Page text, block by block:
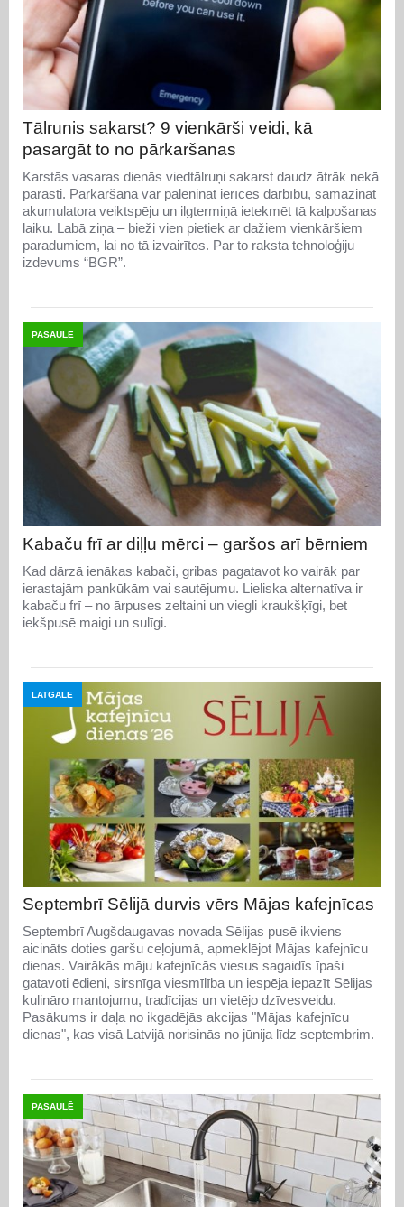
Tālrunis sakarst? 9 vienkārši veidi, kā
pasargāt to no pārkaršanas
Karstās vasaras dienās viedtālruņi sakarst daudz ātrāk nekā
parasti. Pārkaršana var palēnināt ierīces darbību, samazināt
akumulatora veiktspēju un ilgtermiņā ietekmēt tā kalpošanas
laiku. Labā ziņa – bieži vien pietiek ar dažiem vienkāršiem
paradumiem, lai no tā izvairītos. Par to raksta tehnoloģiju
izdevums “BGR”.
PASAULĒ
Kabaču frī ar diļļu mērci – garšos arī bērniem
Kad dārzā ienākas kabači, gribas pagatavot ko vairāk par
ierastajām pankūkām vai sautējumu. Lieliska alternatīva ir
kabaču frī – no ārpuses zeltaini un viegli kraukšķīgi, bet
iekšpusē maigi un sulīgi.
LATGALE
Septembrī Sēlijā durvis vērs Mājas kafejnīcas
Septembrī Augšdaugavas novada Sēlijas pusē ikviens
aicināts doties garšu ceļojumā, apmeklējot Mājas kafejnīcu
dienas. Vairākās māju kafejnīcās viesus sagaidīs īpaši
gatavoti ēdieni, sirsnīga viesmīlība un iespēja iepazīt Sēlijas
kulināro mantojumu, tradīcijas un vietējo dzīvesveidu.
Pasākums ir daļa no ikgadējās akcijas "Mājas kafejnīcu
dienas", kas visā Latvijā norisinās no jūnija līdz septembrim.
PASAULĒ